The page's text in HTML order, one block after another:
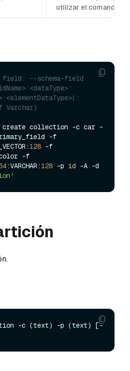
utilizar el comando.
field: --schema-field
Varchar)
create collection -c car -
-f
128 -f
-f
:VARCHAR:128 -p id
-c (text) -p (text) [-